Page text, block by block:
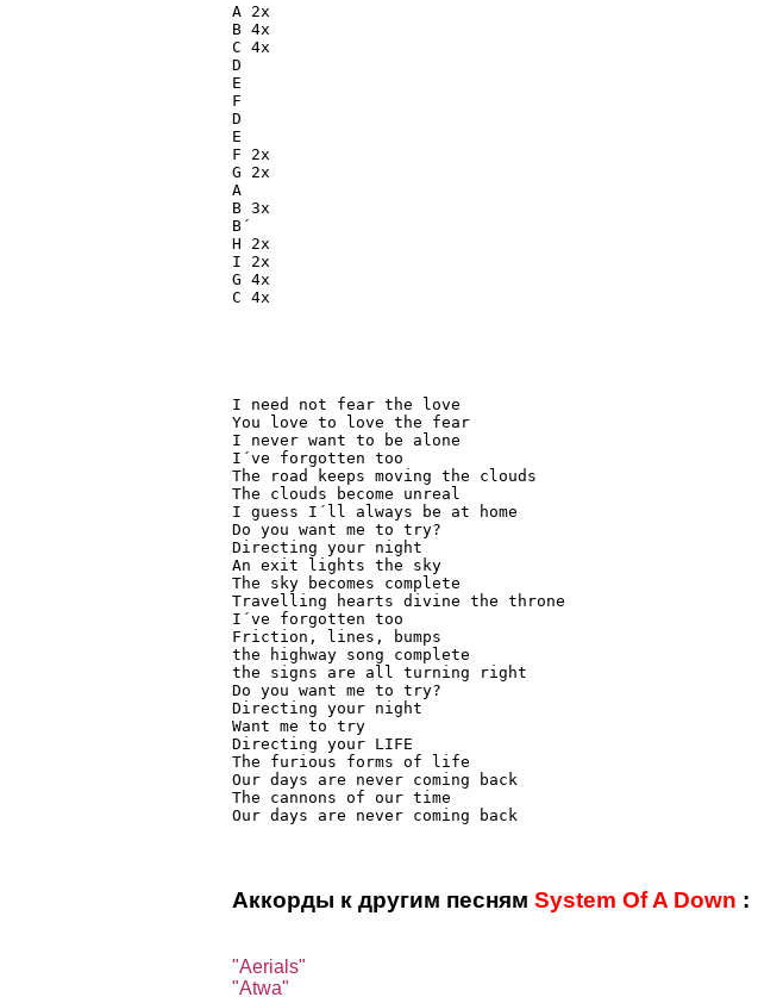
A 2x
B 4x
C 4x
D
E
F
D
E
F 2x
G 2x
A
B 3x
B´
H 2x
I 2x
G 4x
C 4x
I need not fear the love
You love to love the fear
I never want to be alone
I´ve forgotten too
The road keeps moving the clouds
The clouds become unreal
I guess I´ll always be at home
Do you want me to try?
Directing your night
An exit lights the sky
The sky becomes complete
Travelling hearts divine the throne
I´ve forgotten too
Friction, lines, bumps
the highway song complete
the signs are all turning right
Do you want me to try?
Directing your night
Want me to try
Directing your LIFE
The furious forms of life
Our days are never coming back
The cannons of our time
Our days are never coming back
Аккорды к другим песням System Of A Down :
"Aerials"
"Atwa"